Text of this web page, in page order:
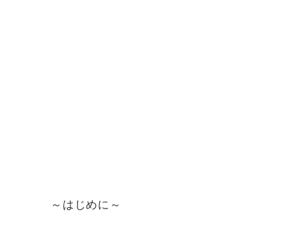
～はじめに～